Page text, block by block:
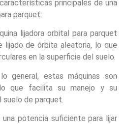
principales de una
parquet:
lijadora orbital para parquet
lijado de órbita aleatoria, lo que
en la superficie del suelo.
general, estas máquinas son
que facilita su manejo y su
de parquet.
potencia suficiente para lijar